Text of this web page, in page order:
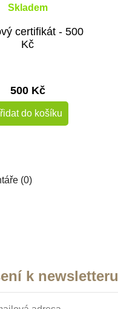
Skladem
certifikát - 500
Kč
500 Kč
do košíku
(0)
k newsletteru